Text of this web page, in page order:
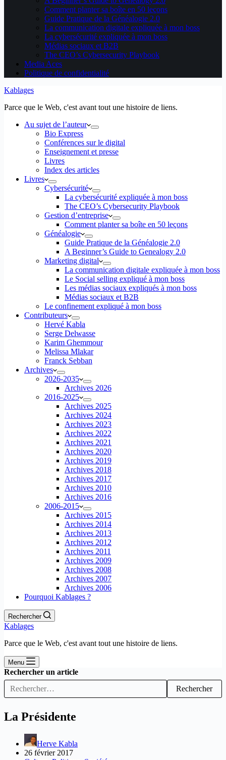
Comment planter sa boîte en 50 leçons
Guide Pratique de la Généalogie 2.0
La communication digitale expliquée à mon boss
La cybersécurité expliquée à mon boss
Médias sociaux et B2B
The CEO’s Cybersecurity Playbook
Media Aces
Politique de confidentialité
Kablages
Parce que le Web, c'est avant tout une histoire de liens.
Au sujet de l’auteur
Bio Express
Conférences sur le digital
Enseignement et presse
Livres
Index des articles
Livres
Cybersécurité
La cybersécurité expliquée à mon boss
The CEO’s Cybersecurity Playbook
Gestion d’entreprise
Comment planter sa boîte en 50 leçons
Généalogie
Guide Pratique de la Généalogie 2.0
A Beginner’s Guide to Genealogy 2.0
Marketing digital
La communication digitale expliquée à mon boss
Le Social selling expliqué à mon boss
Les médias sociaux expliqués à mon boss
Médias sociaux et B2B
Le confinement expliqué à mon boss
Contributeurs
Hervé Kabla
Serge Delwasse
Karim Ghemmour
Melissa Mlakar
Franck Sebban
Archives
2026-2035
Archives 2026
2016-2025
Archives 2025
Archives 2024
Archives 2023
Archives 2022
Archives 2021
Archives 2020
Archives 2019
Archives 2018
Archives 2017
Archives 2010
Archives 2016
2006-2015
Archives 2015
Archives 2014
Archives 2013
Archives 2012
Archives 2011
Archives 2009
Archives 2008
Archives 2007
Archives 2006
Pourquoi Kablages ?
Rechercher
Kablages
Parce que le Web, c'est avant tout une histoire de liens.
Menu
Rechercher un article
Rechercher
La Présidente
Herve Kabla
26 février 2017